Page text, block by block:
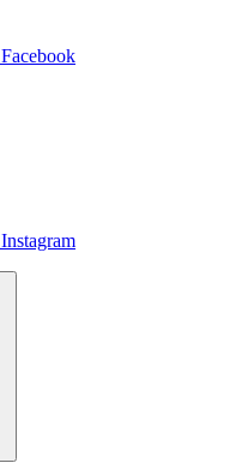
Facebook
Instagram